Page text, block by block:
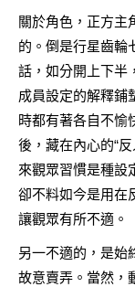
關於角色，正方主
的。倒是行星齒輪
話，如分開上下半
成員設定的解釋鋪
時都有著各自不愉
後，藏在內心的“
來觀眾習慣是種設
卻不料如今是用在
讓觀眾有所不適。
另一不適的，是始
故意賣弄。當然，